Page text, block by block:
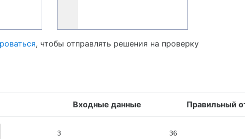
, чтобы отправлять решения на проверку
Входные данные Правильный
3 36